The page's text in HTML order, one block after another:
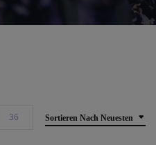
Sortieren Nach Neuesten
36